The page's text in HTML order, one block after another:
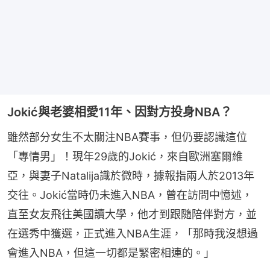
Jokić與老婆相愛11年、因對方投身NBA？
雖然部分女生不太關注NBA賽事，但仍要認識這位
「專情男」！現年29歲的Jokić，來自歐洲塞爾維
亞，與妻子Natalija識於微時，據報指兩人於2013年
交往。Jokić當時仍未進入NBA，曾在訪問中憶述，
直至女友飛往美國讀大學，他才到跟隨陪伴對方，並
在選秀中獲選，正式進入NBA生涯，「那時我沒想過
會進入NBA，但這一切都是緊密相連的。」